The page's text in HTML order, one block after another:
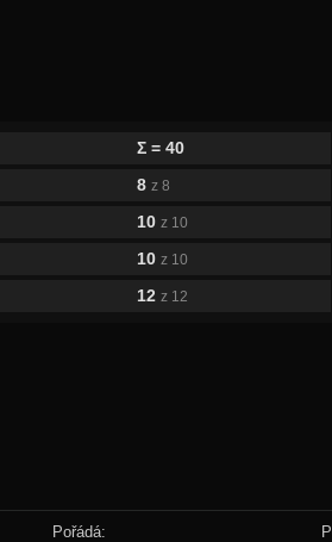
Σ = 40
8 z 8
10 z 10
10 z 10
12 z 12
Pořádá: